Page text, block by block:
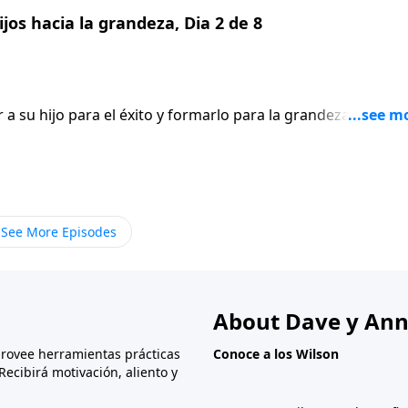
hacia la grandeza, Dia 2 de 8
su hijo para el éxito y formarlo para la grandeza? Nos
hijos en hogares cristianos, los ponemos en una
cosas no se transfieren académicamente. Se trata de una
de un padre.
See More Episodes
herramientas prácticas
motivación, aliento y
About Dave y
Conoce a los Wilson